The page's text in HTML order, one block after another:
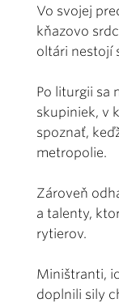
Vo svojej
kňazovo
oltári nestojí
Po liturgii sa
skupiniek, v
spoznať,
metropolie.
Zároveň
a talenty,
rytierov.
Miništranti,
doplnili sily